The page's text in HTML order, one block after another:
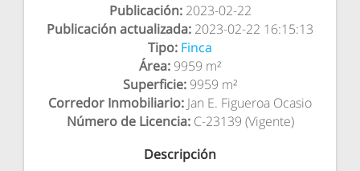
Publicación: 2023-02-22
Publicación actualizada: 2023-02-22 16:15:13
Tipo: Finca
Área: 9959 m²
Superficie: 9959 m²
Corredor Inmobiliario: Jan E. Figueroa Ocasio
Número de Licencia: C-23139 (Vigente)
Descripción